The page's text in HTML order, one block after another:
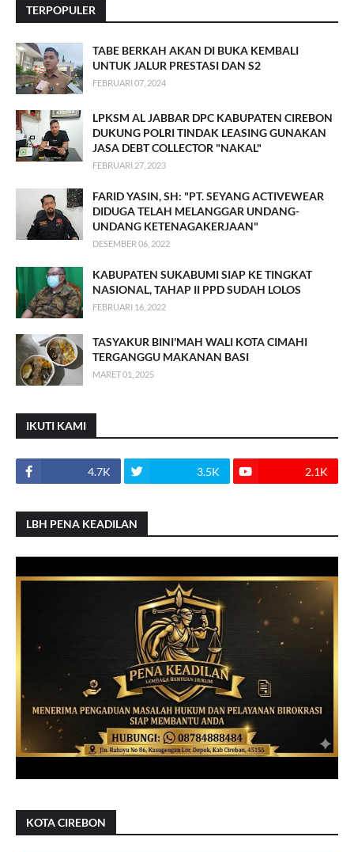
TERPOPULER
TABE BERKAH AKAN DI BUKA KEMBALI
UNTUK JALUR PRESTASI DAN S2
FEBRUARI 07, 2024
LPKSM AL JABBAR DPC KABUPATEN CIREBON
DUKUNG POLRI TINDAK LEASING GUNAKAN
JASA DEBT COLLECTOR "NAKAL"
FEBRUARI 27, 2023
FARID YASIN, SH: "PT. SEYANG ACTIVEWEAR
DIDUGA TELAH MELANGGAR UNDANG-
UNDANG KETENAGAKERJAAN"
DESEMBER 06, 2022
KABUPATEN SUKABUMI SIAP KE TINGKAT
NASIONAL, TAHAP II PPD SUDAH LOLOS
FEBRUARI 16, 2022
TASYAKUR BINI'MAH WALI KOTA CIMAHI
TERGANGGU MAKANAN BASI
MARET 01, 2025
IKUTI KAMI
4.7K 3.5K 2.1K
LBH PENA KEADILAN
KOTA CIREBON